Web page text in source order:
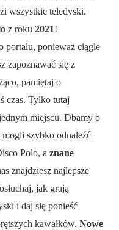
wszystkie teledyski.
z roku 2021!
portalu, ponieważ ciągle
zapoznawać się z
pamiętaj o
czas. Tylko tutaj
miejscu. Dbamy o
szybko odnaleźć
Polo, a znane
znajdziesz najlepsze
jak grają
i daj się ponieść
kawałków. Nowe